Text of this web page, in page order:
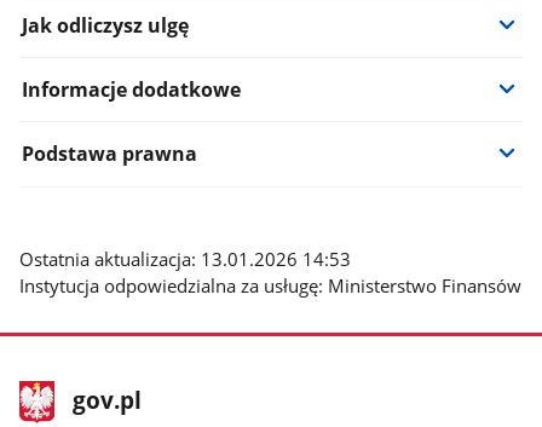
Jak odliczysz ulgę
Informacje dodatkowe
Podstawa prawna
Ostatnia aktualizacja: 13.01.2026 14:53
Instytucja odpowiedzialna za usługę: Ministerstwo Finansów
stopka
gov.pl
Strona
gov.pl